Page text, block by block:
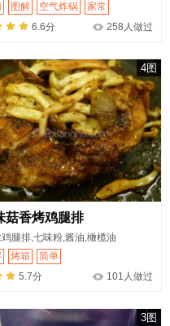
图解 空气炸锅
家常
6.6分
258人做过
4图
菇香烤鸡腿排
鸡腿排,七味粉,酱油,橄榄油
烤箱
简单
5.7分
101人做过
3图